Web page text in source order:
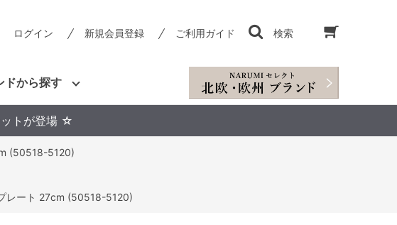
ログイン 新規会員登録 ご利用ガイド 検索
ドから探す
トが登場 ☆
(50518-5120)
レート 27cm (50518-5120)